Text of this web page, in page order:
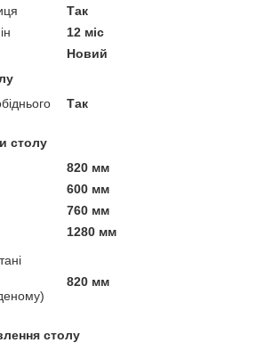
Так
12 міс
Новий
Так
столу
820 мм
600 мм
760 мм
1280 мм
820 мм
столу